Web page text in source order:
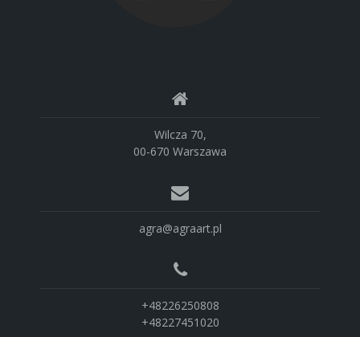
Wilcza 70,
00-670 Warszawa
agra@agraart.pl
+48226250808
+48227451020